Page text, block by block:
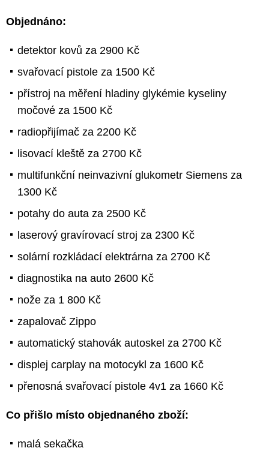
Objednáno:
detektor kovů za 2900 Kč
svařovací pistole za 1500 Kč
přístroj na měření hladiny glykémie kyseliny
močové za 1500 Kč
radiopřijímač za 2200 Kč
lisovací kleště za 2700 Kč
multifunkční neinvazivní glukometr Siemens za
1300 Kč
potahy do auta za 2500 Kč
laserový gravírovací stroj za 2300 Kč
solární rozkládací elektrárna za 2700 Kč
diagnostika na auto 2600 Kč
nože za 1 800 Kč
zapalovač Zippo
automatický stahovák autoskel za 2700 Kč
displej carplay na motocykl za 1600 Kč
přenosná svařovací pistole 4v1 za 1660 Kč
Co přišlo místo objednaného zboží:
malá sekačka